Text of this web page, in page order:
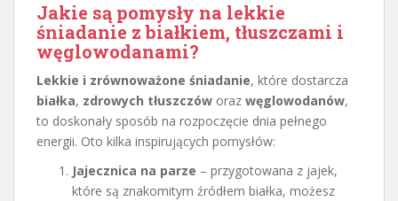
Jakie są pomysły na lekkie
śniadanie z białkiem, tłuszczami i
węglowodanami?
Lekkie i zrównoważone śniadanie, które dostarcza
białka, zdrowych tłuszczów oraz węglowodanów,
to doskonały sposób na rozpoczęcie dnia pełnego
energii. Oto kilka inspirujących pomysłów:
Jajecznica na parze – przygotowana z jajek,
które są znakomitym źródłem białka, możesz